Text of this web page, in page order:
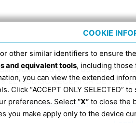
Domenico 4, Tel. 051
EL CÓDIGO RECEPTOR DE
Información según la Ley
COOKIE
or other similar identifiers to ensure
and equivalent tools, including
you can view the extended
Click “ACCEPT ONLY
preferences. Select “X” to close the
you make apply only to the device